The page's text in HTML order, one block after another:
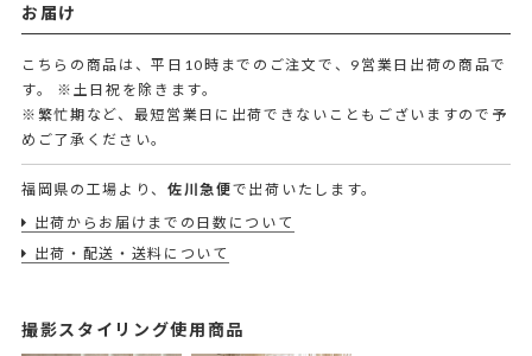
お届け
こちらの商品は、平日10時までのご注文で、9営業日出荷の商品で
す。
※土日祝を除きます。
※繁忙期など、最短営業日に出荷できないこともございますので予
めご了承ください。
福岡県の工場より、佐川急便で出荷いたします。
出荷からお届けまでの日数について
出荷・配送・送料について
撮影スタイリング使用商品